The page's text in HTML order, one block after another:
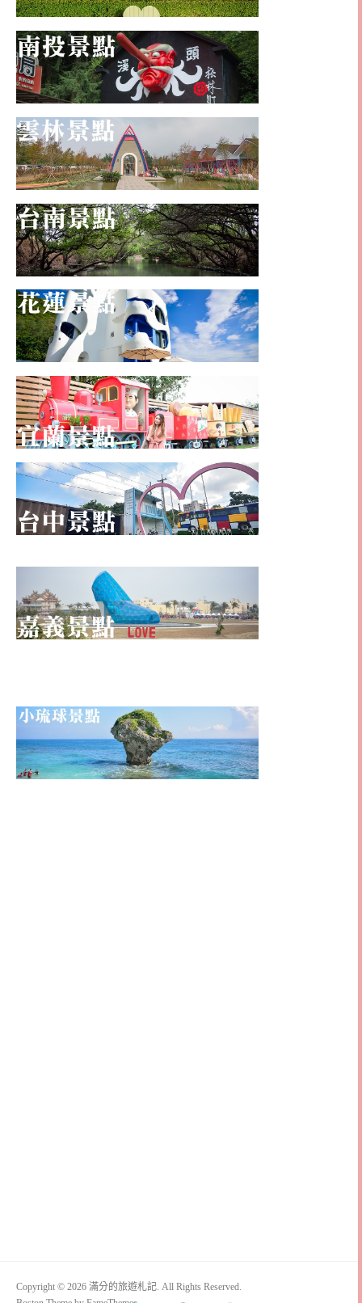
Copyright © 2026 滿分的旅遊札記. All Rights Reserved.